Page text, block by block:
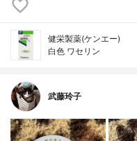
健栄製薬(ケンエー)
白色 ワセリン
武藤玲子